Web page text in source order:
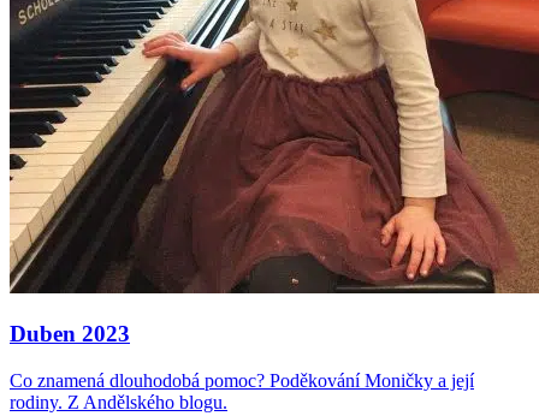
Duben 2023
Co znamená dlouhodobá pomoc? Poděkování Moničky a její
rodiny. Z Andělského blogu.